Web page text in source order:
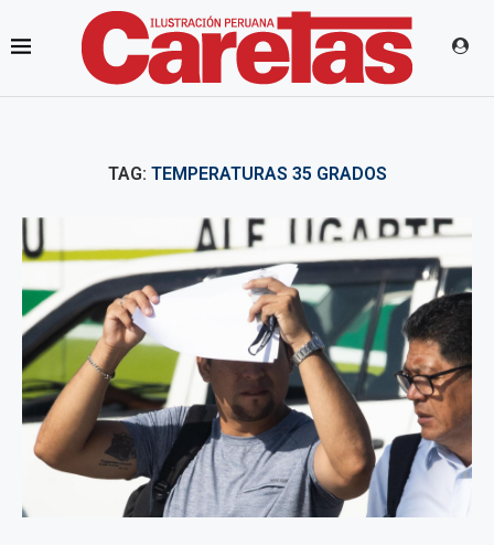
TAG: TEMPERATURAS 35 GRADOS